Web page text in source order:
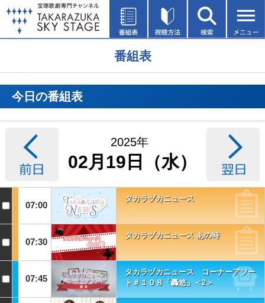
番組表
今日の番組表
2025年
02月19日（水）
07:00
タカラヅカニュース
07:30
タカラヅカニュース あの時
07:45
タカラヅカニュース コーナーアソー
ト＃１０８「轟悠」＜2＞